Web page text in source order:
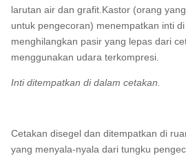
larutan air dan grafit.Kastor (orang
untuk pengecoran) menempatkan inti
menghilangkan pasir yang lepas dari
menggunakan udara terkompresi.
Inti ditempatkan di dalam cetakan.
Cetakan disegel dan ditempatkan di
yang menyala-nyala dari tungku